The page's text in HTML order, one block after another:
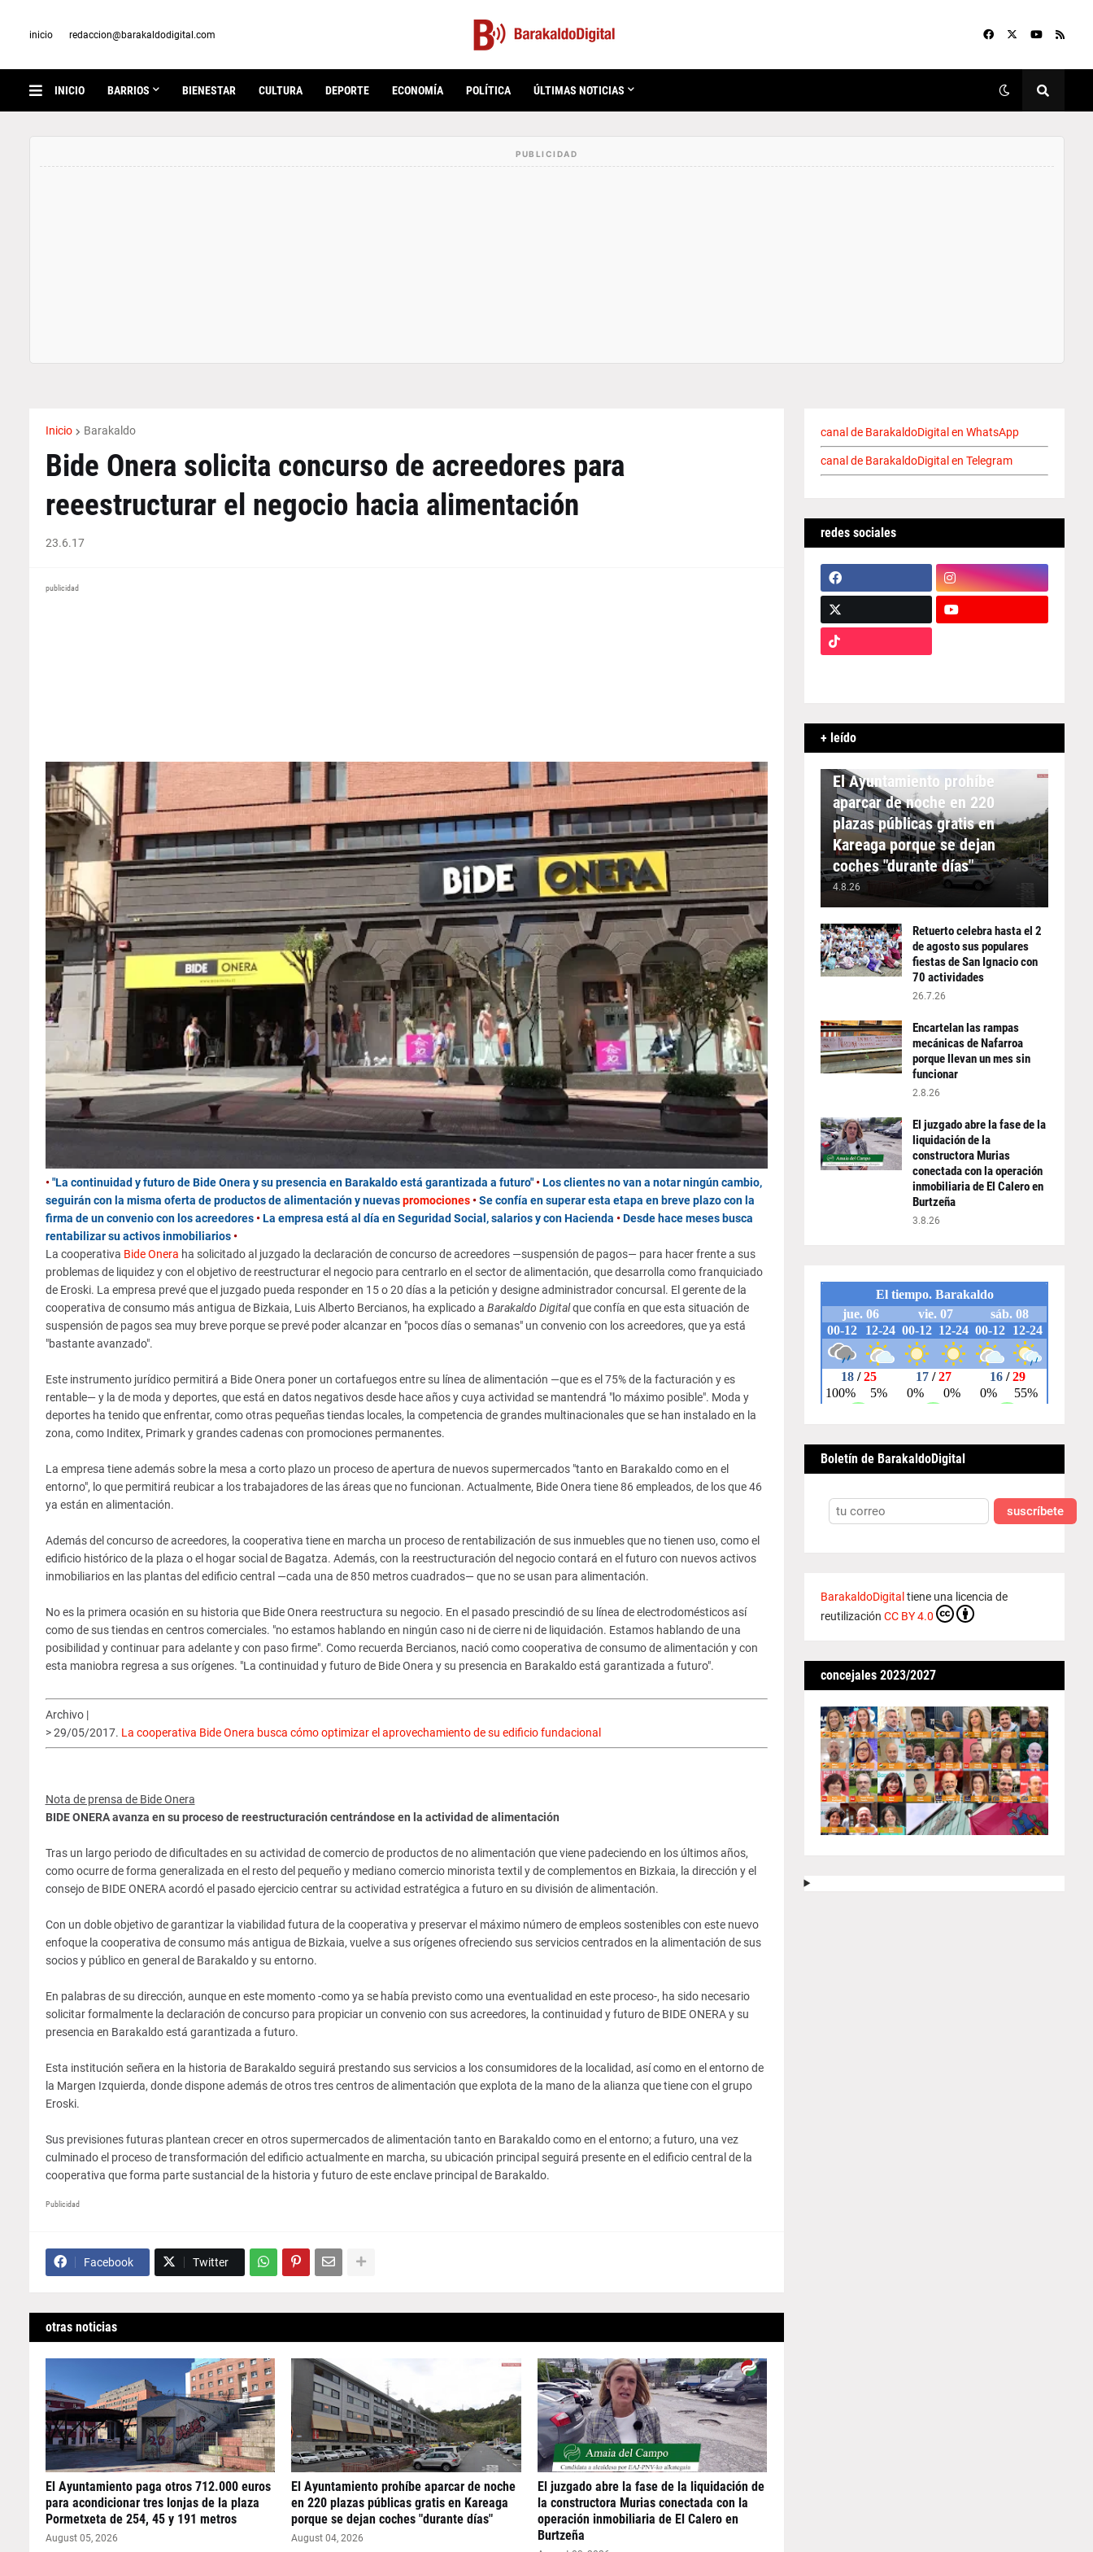
inicio redaccion@barakaldodigital.com
INICIO BARRIOS BIENESTAR CULTURA DEPORTE ECONOMÍA POLÍTICA ÚLTIMAS NOTICIAS
Inicio Barakaldo
Bide Onera solicita concurso de acreedores para
reeestructurar el negocio hacia alimentación
23.6.17
publicidad
•"La continuidad y futuro de Bide Onera y su presencia en Barakaldo está garantizada a futuro" •Los clientes no van a notar ningún cambio,
seguirán con la misma oferta de productos de alimentación y nuevaspromociones •Se confía en superar esta etapa en breve plazo con la
firma de un convenio con los acreedores •La empresa está al día en Seguridad Social, salarios y con Hacienda •Desde hace meses busca
rentabilizar su activos inmobiliarios •
La cooperativa Bide Onera ha solicitado al juzgado la declaración de concurso de acreedores —suspensión de pagos— para hacer frente a sus
problemas de liquidez y con el objetivo de reestructurar el negocio para centrarlo en el sector de alimentación, que desarrolla como franquiciado
de Eroski. La empresa prevé que el juzgado pueda responder en 15 o 20 días a la petición y designe administrador concursal. El gerente de la
cooperativa de consumo más antigua de Bizkaia, Luis Alberto Bercianos, ha explicado a Barakaldo Digitalque confía en que esta situación de
suspensión de pagos sea muy breve porque se prevé poder alcanzar en "pocos días o semanas" un convenio con los acreedores, que ya está
"bastante avanzado".
Este instrumento jurídico permitirá a Bide Onera poner un cortafuegos entre su línea de alimentación —que es el 75% de la facturación y es
rentable— y la de moda y deportes, que está en datos negativos desde hace años y cuya actividad se mantendrá "lo máximo posible". Moda y
deportes ha tenido que enfrentar, como otras pequeñas tiendas locales, la competencia de grandes multinacionales que se han instalado en la
zona, como Inditex, Primark y grandes cadenas con promociones permanentes.
La empresa tiene además sobre la mesa a corto plazo un proceso de apertura de nuevos supermercados "tanto en Barakaldo como en el
entorno", lo que permitirá reubicar a los trabajadores de las áreas que no funcionan. Actualmente, Bide Onera tiene 86 empleados, de los que 46
ya están en alimentación.
Además del concurso de acreedores, la cooperativa tiene en marcha un proceso de rentabilización de sus inmuebles que no tienen uso, como el
edificio histórico de la plaza o el hogar social de Bagatza. Además, con la reestructuración del negocio contará en el futuro con nuevos activos
inmobiliarios en las plantas del edificio central —cada una de 850 metros cuadrados— que no se usan para alimentación.
No es la primera ocasión en su historia que Bide Onera reestructura su negocio. En el pasado prescindió de su línea de electrodomésticos así
como de sus tiendas en centros comerciales. "no estamos hablando en ningún caso ni de cierre ni de liquidación. Estamos hablando de una
posibilidad y continuar para adelante y con paso firme". Como recuerda Bercianos, nació como cooperativa de consumo de alimentación y con
esta maniobra regresa a sus orígenes. "La continuidad y futuro de Bide Onera y su presencia en Barakaldo está garantizada a futuro".
Archivo |
> 29/05/2017. La cooperativa Bide Onera busca cómo optimizar el aprovechamiento de su edificio fundacional
Nota de prensa de Bide Onera
BIDE ONERA avanza en su proceso de reestructuración centrándose en la actividad de alimentación
Tras un largo periodo de dificultades en su actividad de comercio de productos de no alimentación que viene padeciendo en los últimos años,
como ocurre de forma generalizada en el resto del pequeño y mediano comercio minorista textil y de complementos en Bizkaia, la dirección y el
consejo de BIDE ONERA acordó el pasado ejercicio centrar su actividad estratégica a futuro en su división de alimentación.
Con un doble objetivo de garantizar la viabilidad futura de la cooperativa y preservar el máximo número de empleos sostenibles con este nuevo
enfoque la cooperativa de consumo más antigua de Bizkaia, vuelve a sus orígenes ofreciendo sus servicios centrados en la alimentación de sus
socios y público en general de Barakaldo y su entorno.
En palabras de su dirección, aunque en este momento -como ya se había previsto como una eventualidad en este proceso-, ha sido necesario
solicitar formalmente la declaración de concurso para propiciar un convenio con sus acreedores, la continuidad y futuro de BIDE ONERA y su
presencia en Barakaldo está garantizada a futuro.
Esta institución señera en la historia de Barakaldo seguirá prestando sus servicios a los consumidores de la localidad, así como en el entorno de
la Margen Izquierda, donde dispone además de otros tres centros de alimentación que explota de la mano de la alianza que tiene con el grupo
Eroski.
Sus previsiones futuras plantean crecer en otros supermercados de alimentación tanto en Barakaldo como en el entorno; a futuro, una vez
culminado el proceso de transformación del edificio actualmente en marcha, su ubicación principal seguirá presente en el edificio central de la
cooperativa que forma parte sustancial de la historia y futuro de este enclave principal de Barakaldo.
Publicidad
Facebook Twitter
otras noticias
El Ayuntamiento paga otros 712.000 euros
para acondicionar tres lonjas de la plaza
Pormetxeta de 254, 45 y 191 metros
August 05, 2026
El Ayuntamiento prohíbe aparcar de noche
en 220 plazas públicas gratis en Kareaga
porque se dejan coches "durante días"
August 04, 2026
El juzgado abre la fase de la liquidación de
la constructora Murias conectada con la
operación inmobiliaria de El Calero en
Burtzeña
canal de BarakaldoDigital en WhatsApp
canal de BarakaldoDigital en Telegram
redes sociales
+ leído
APARCAMIENTO
El Ayuntamiento prohíbe
aparcar de noche en 220
plazas públicas gratis en
Kareaga porque se dejan
coches "durante días"
4.8.26
Retuerto celebra hasta el 2
de agosto sus populares
fiestas de San Ignacio con
70 actividades
26.7.26
Encartelan las rampas
mecánicas de Nafarroa
porque llevan un mes sin
funcionar
2.8.26
El juzgado abre la fase de la
liquidación de la
constructora Murias
conectada con la operación
inmobiliaria de El Calero en
Burtzeña
3.8.26
Boletín de BarakaldoDigital
suscríbete
BarakaldoDigital tiene una licencia de
reutilización CC BY 4.0
concejales 2023/2027